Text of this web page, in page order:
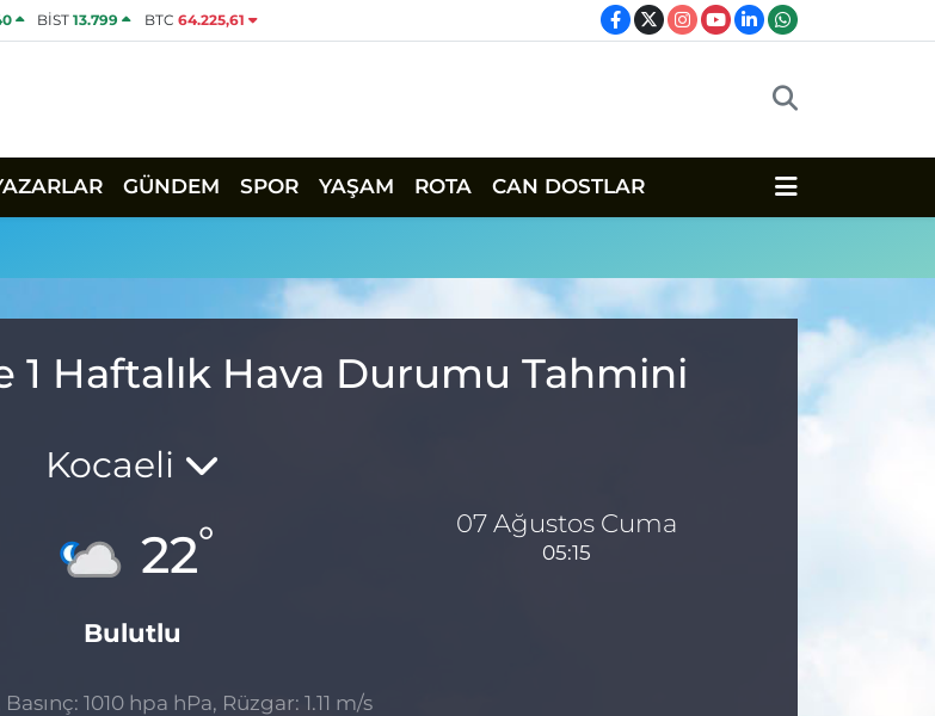
BİST13.799 BTC 64.225,61
GÜNDEM SPOR YAŞAM ROTA CAN DOSTLAR
1 Haftalık Hava Durumu Tahmini
Kocaeli
22°
Bulutlu
07 Ağustos Cuma
05:15
1010 hpa hPa, Rüzgar: 1.11 m/s